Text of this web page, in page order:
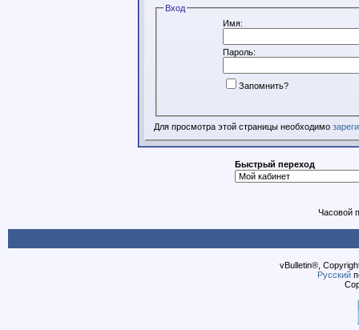
Вход
Имя:
Пароль:
Запомнить?
Для просмотра этой страницы необходимо
Быстрый переход
Часовой
vBulletin®,
Русский